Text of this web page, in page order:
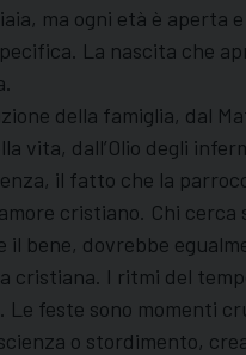
ma ogni età è
La nascita che
della famiglia, dal
vita, dall’Olio degli
il fatto che la
cristiano. Chi
bene, dovrebbe
cristiana. I ritmi del
feste sono momenti
o stordimento,